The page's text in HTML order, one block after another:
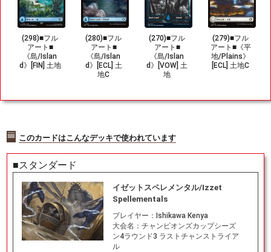
(298)■フル
アート■
《島/Islan
d》[FIN] 土地
(280)■フル
アート■
《島/Islan
d》[ECL] 土
地C
(270)■フル
アート■
《島/Islan
d》[VOW] 土
地
(279)■フル
アート■《平
地/Plains》
[ECL] 土地C
このカードはこんなデッキで使われています
■スタンダード
イゼットスペレメンタル/Izzet
Spellementals
プレイヤー： Ishikawa Kenya
大会名： チャンピオンズカップシーズ
ン4ラウンド3 ラストチャンストライア
ル